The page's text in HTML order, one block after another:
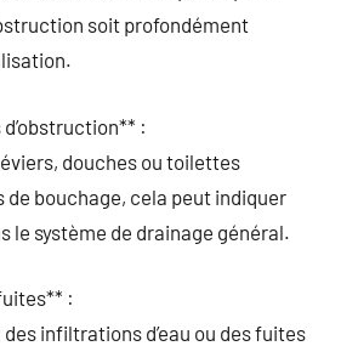
soit profondément
:
douches ou toilettes
de bouchage, cela peut indiquer
le système de drainage général.
:
infiltrations d’eau ou des fuites